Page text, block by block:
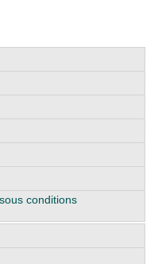
conditions